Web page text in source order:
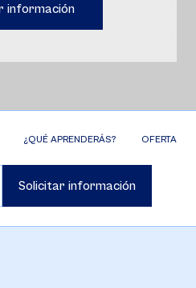
información
¿QUÉ APRENDERÁS? OFERTA DE
Solicitar información